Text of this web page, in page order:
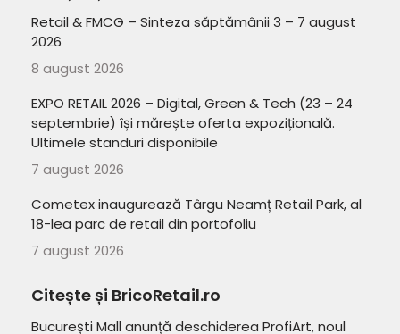
Retail & FMCG – Sinteza săptămânii 3 – 7 august
2026
8 august 2026
EXPO RETAIL 2026 – Digital, Green & Tech (23 – 24
septembrie) își mărește oferta expozițională.
Ultimele standuri disponibile
7 august 2026
Cometex inaugurează Târgu Neamț Retail Park, al
18-lea parc de retail din portofoliu
7 august 2026
Citește și BricoRetail.ro
București Mall anunță deschiderea ProfiArt, noul